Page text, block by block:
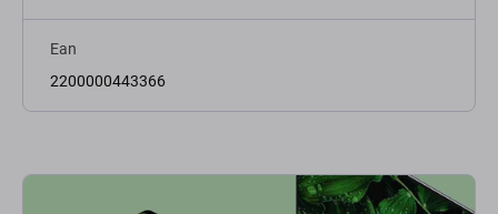
Ean
2200000443366